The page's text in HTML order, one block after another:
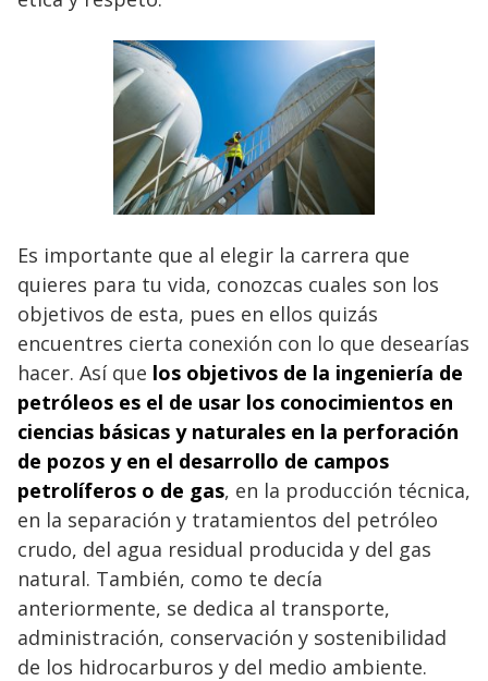
Es importante que al elegir la carrera que
quieres para tu vida, conozcas cuales son los
objetivos de esta, pues en ellos quizás
encuentres cierta conexión con lo que desearías
hacer. Así que los objetivos de la ingeniería de
petróleos es el de usar los conocimientos en
ciencias básicas y naturales en la perforación
de pozos y en el desarrollo de campos
petrolíferos o de gas, en la producción técnica,
en la separación y tratamientos del petróleo
crudo, del agua residual producida y del gas
natural. También, como te decía
anteriormente, se dedica al transporte,
administración, conservación y sostenibilidad
de los hidrocarburos y del medio ambiente.